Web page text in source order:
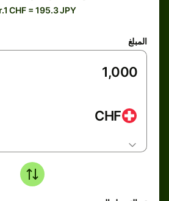
CHF = 195.3 JPY
المبلغ
CHF